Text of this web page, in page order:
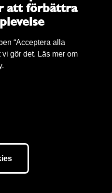
rättvisekämpar.
med oss? Vilka gränser kan
gränser? Hur blir något
att förbättra
“Acceptera alla
gör det. Läs mer om
.